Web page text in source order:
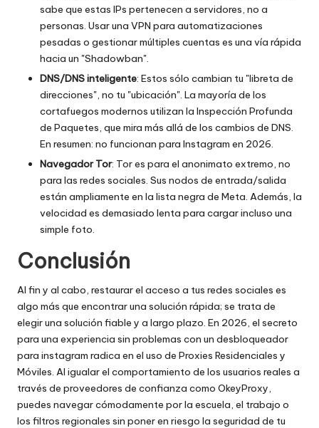
sabe que estas IPs pertenecen a servidores, no a
personas. Usar una VPN para automatizaciones
pesadas o gestionar múltiples cuentas es una vía rápida
hacia un "Shadowban".
DNS/DNS inteligente: Estos sólo cambian tu "libreta de
direcciones", no tu "ubicación". La mayoría de los
cortafuegos modernos utilizan la Inspección Profunda
de Paquetes, que mira más allá de los cambios de DNS.
En resumen: no funcionan para Instagram en 2026.
Navegador Tor: Tor es para el anonimato extremo, no
para las redes sociales. Sus nodos de entrada/salida
están ampliamente en la lista negra de Meta. Además, la
velocidad es demasiado lenta para cargar incluso una
simple foto.
Conclusión
Al fin y al cabo, restaurar el acceso a tus redes sociales es
algo más que encontrar una solución rápida; se trata de
elegir una solución fiable y a largo plazo. En 2026, el secreto
para una experiencia sin problemas con un desbloqueador
para instagram radica en el uso de Proxies Residenciales y
Móviles. Al igualar el comportamiento de los usuarios reales a
través de proveedores de confianza como OkeyProxy,
puedes navegar cómodamente por la escuela, el trabajo o
los filtros regionales sin poner en riesgo la seguridad de tu